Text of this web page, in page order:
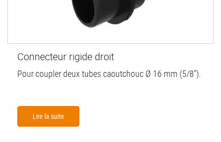
Connecteur rigide droit
Pour coupler deux tubes caoutchouc Ø 16 mm (5/8'').
Lire la suite